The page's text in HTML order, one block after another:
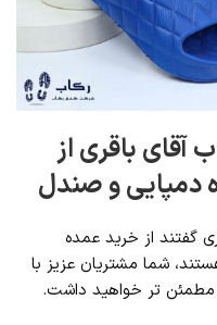
باقری از
دمپایی و صندل
گفتند از خرید عمده
شما مشتریان عزیز با
تر خواهید داشت.